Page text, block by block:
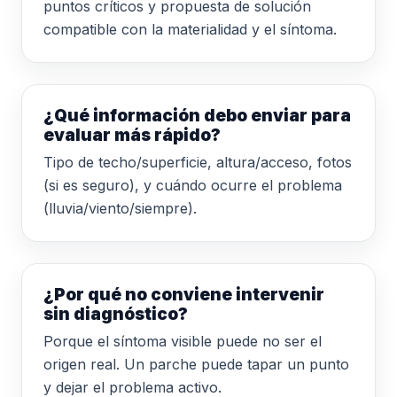
puntos críticos y propuesta de solución
compatible con la materialidad y el síntoma.
¿Qué información debo enviar para
evaluar más rápido?
Tipo de techo/superficie, altura/acceso, fotos
(si es seguro), y cuándo ocurre el problema
(lluvia/viento/siempre).
¿Por qué no conviene intervenir
sin diagnóstico?
Porque el síntoma visible puede no ser el
origen real. Un parche puede tapar un punto
y dejar el problema activo.